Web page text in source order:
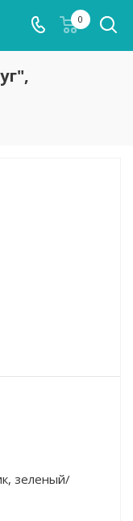
0
зеленый/